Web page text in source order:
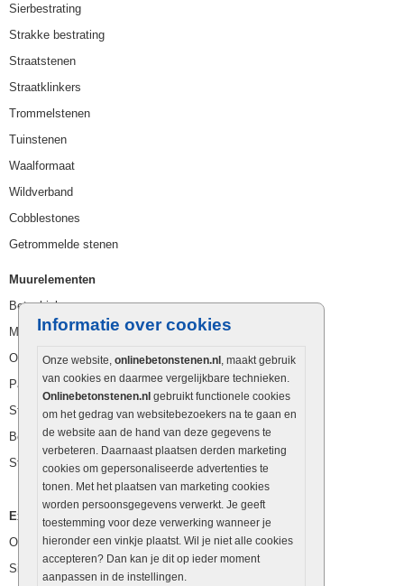
Informatie over cookies
Onze website, onlinebetonstenen.nl , maakt gebruik
van cookies en daarmee vergelijkbare technieken.
Onlinebetonstenen.nl gebruikt functionele cookies
om het gedrag van websitebezoekers na te gaan en
de website aan de hand van deze gegevens te
verbeteren. Daarnaast plaatsen derden marketing
cookies om gepersonaliseerde advertenties te
tonen. Met het plaatsen van marketing cookies
worden persoonsgegevens verwerkt. Je geeft
toestemming voor deze verwerking wanneer je
hieronder een vinkje plaatst. Wil je niet alle cookies
accepteren? Dan kan je dit op ieder moment
aanpassen in de instellingen.
Sierbestrating
Strakke bestrating
Straatstenen
Straatklinkers
Trommelstenen
Tuinstenen
Waalformaat
Wildverband
Cobblestones
Getrommelde stenen
Muurelementen
Betonbielzen
Muurstenen
Opsluitbanden
Palissaden
Stapelblokken
Betonblokken
Stapelstenen
Extra benodigdheden
Ophoogzand
Siergrind en siersplit